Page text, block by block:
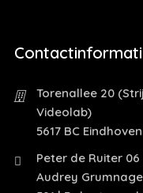
Torenallee 20
Videolab)
5617 BC Eindhoven
Peter de Ruiter 06
Audrey